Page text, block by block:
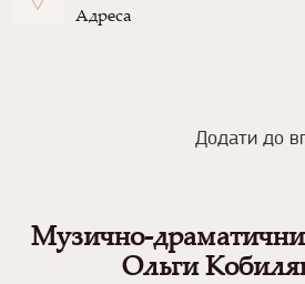
Адреса
Додати до
Музично-
Ольги